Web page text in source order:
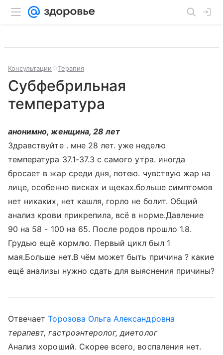
Консультации Терапия
Субфебрильная
температура
анонимно, женщина, 28 лет
Здравствуйте . мне 28 лет. уже неделю
температура 37.1-37.3 с самого утра. иногда
бросает в жар среди дня, потею. чувствую жар на
лице, особенно висках и щеках.больше симптомов
нет никаких, нет кашля, горло не болит. Общий
анализ крови прикрепила, всё в норме.Давление
90 на 58 - 100 на 65. После родов прошло 1.8.
Грудью ещё кормлю. Первый цикл был 1
мая.Больше нет.В чём может быть причина ? какие
ещё анализы нужно сдать для выяснения причины?
ОтвечаетТорозова Ольга Александровна
терапевт, гастроэнтеролог, диетолог
Анализ хороший. Скорее всего, воспаления нет.